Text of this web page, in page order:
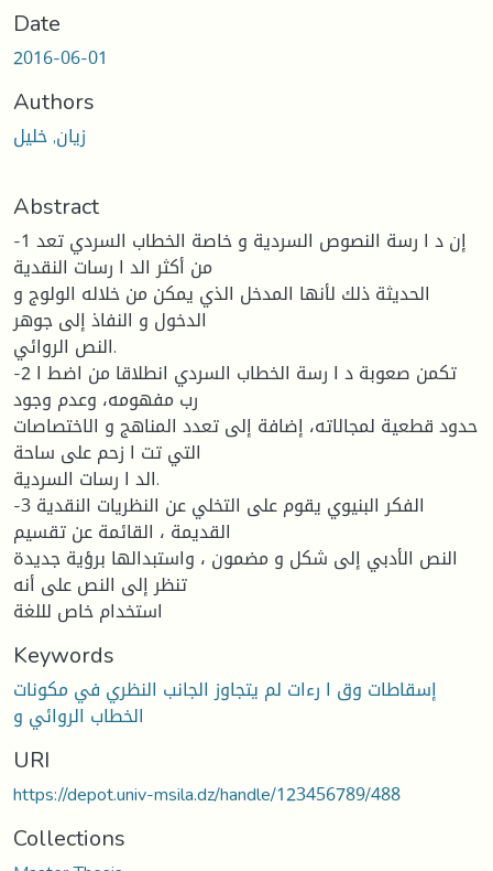
Date
2016-06-01
Authors
زيان, خليل
Abstract
-1 إن د ا رسة النصوص السردیة و خاصة الخطاب السردي تعد
من أكثر الد ا رسات النقدیة
الحدیثة ذلك لأنها المدخل الذي یمكن من خلاله الولوج و
الدخول و النفاذ إلى جوهر
النص الروائي.
-2 تكمن صعوبة د ا رسة الخطاب السردي انطلاقا من اضط ا
رب مفهومه، وعدم وجود
حدود قطعیة لمجالاته، إضافة إلى تعدد المناهج و الاختصاصات
التي تت ا زحم على ساحة
الد ا رسات السردیة.
-3 الفكر البنیوي یقوم على التخلي عن النظریات النقدیة
القدیمة ، القائمة عن تقسیم
النص الأدبي إلى شكل و مضمون ، واستبدالها برؤیة جدیدة
تنظر إلى النص على أنه
استخدام خاص لللغة
Keywords
إسقاطات وق ا رءات لم یتجاوز الجانب النظري في مكونات
الخطاب الروائي و
URI
https://depot.univ-msila.dz/handle/123456789/488
Collections